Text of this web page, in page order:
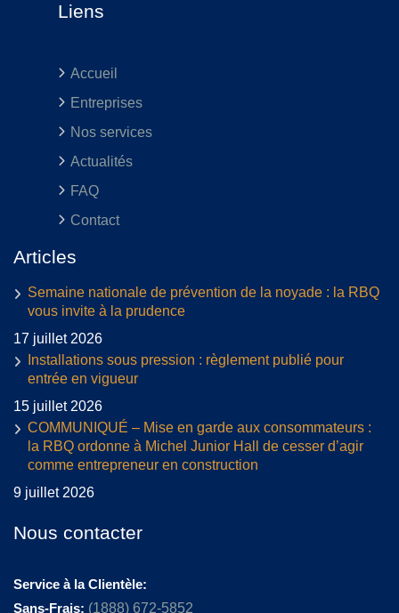
Liens
Accueil
Entreprises
Nos services
Actualités
FAQ
Contact
Articles
Semaine nationale de prévention de la noyade : la RBQ
vous invite à la prudence
17 juillet 2026
Installations sous pression : règlement publié pour
entrée en vigueur
15 juillet 2026
COMMUNIQUÉ – Mise en garde aux consommateurs :
la RBQ ordonne à Michel Junior Hall de cesser d’agir
comme entrepreneur en construction
9 juillet 2026
Nous contacter
Service à la Clientèle:
Sans-Frais: (1888) 672-5852